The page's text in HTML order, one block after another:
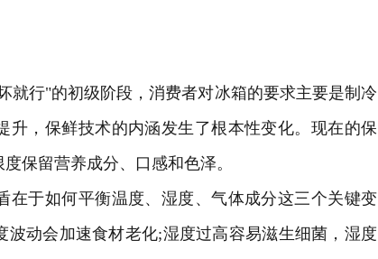
行"的初级阶段，消费者对冰箱的要求主要是制冷
升，保鲜技术的内涵发生了根本性变化。现在的保
保留营养成分、口感和色泽。
于如何平衡温度、湿度、气体成分这三个关键变
动会加速食材老化;湿度过高容易滋生细菌，湿度